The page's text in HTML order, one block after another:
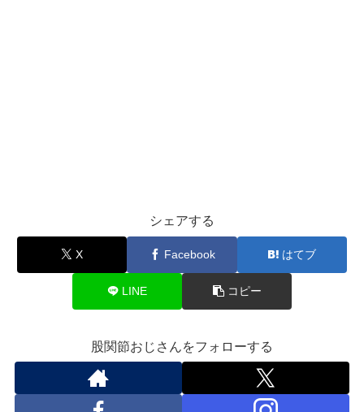
シェアする
X Facebook はてブ
LINE コピー
股関節おじさんをフォローする